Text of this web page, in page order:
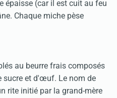
épaisse (car il est cuit au feu
Chaque miche pèse
au beurre frais composés
sucre et d'œuf. Le nom de
rite initié par la grand-mère